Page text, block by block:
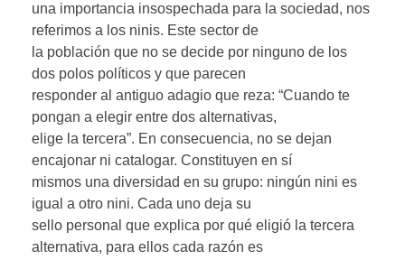
una importancia insospechada para la sociedad, nos
referimos a los ninis. Este sector de
la población que no se decide por ninguno de los
dos polos políticos y que parecen
responder al antiguo adagio que reza: “Cuando te
pongan a elegir entre dos alternativas,
elige la tercera”. En consecuencia, no se dejan
encajonar ni catalogar. Constituyen en sí
mismos una diversidad en su grupo: ningún nini es
igual a otro nini. Cada uno deja su
sello personal que explica por qué eligió la tercera
alternativa, para ellos cada razón es